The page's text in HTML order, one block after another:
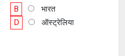
B
भारत
D ऑस्ट्रेलिया